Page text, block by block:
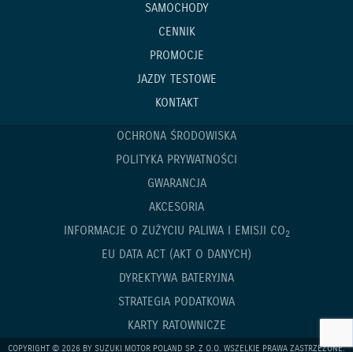
SAMOCHODY
CENNIK
PROMOCJE
JAZDY TESTOWE
KONTAKT
OCHRONA ŚRODOWISKA
POLITYKA PRYWATNOŚCI
GWARANCJA
AKCESORIA
INFORMACJE O ZUŻYCIU PALIWA I EMISJI CO2
EU DATA ACT (AKT O DANYCH)
DYREKTYWA BATERYJNA
STRATEGIA PODATKOWA
KARTY RATOWNICZE
COPYRIGHT © 2026 BY SUZUKI MOTOR POLAND SP. Z O.O. WSZELKIE PRAWA ZASTRZEŻONE.